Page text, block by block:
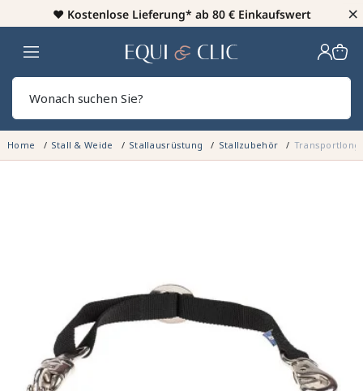
♥️ Kostenlose Lieferung* ab 80 € Einkaufswert ×
Heim
Home Stall & Weide Stallausrüstung Stallzubehör